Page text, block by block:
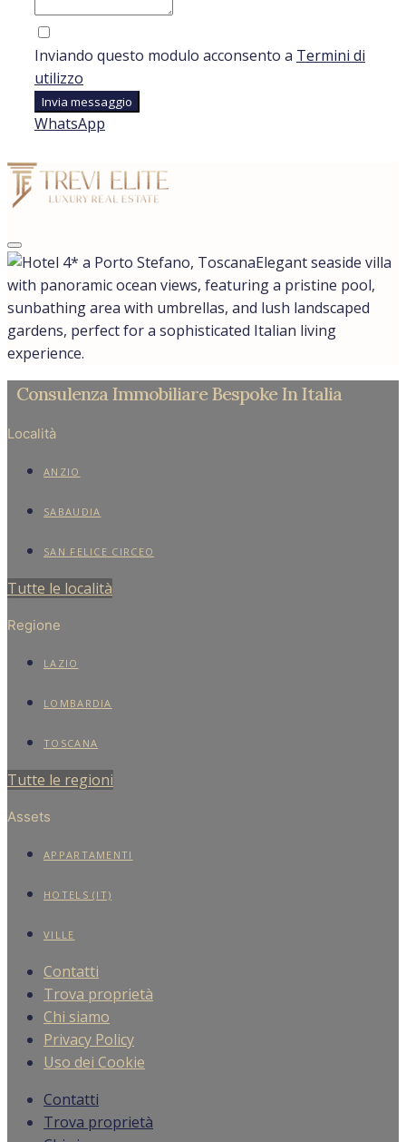
Inviando questo modulo acconsento a Termini di
utilizzo
Invia messaggio
WhatsApp
Elegant seaside villa
with panoramic ocean views, featuring a pristine pool,
sunbathing area with umbrellas, and lush landscaped
gardens, perfect for a sophisticated Italian living
experience.
Consulenza Immobiliare Bespoke In Italia
Località
ANZIO
SABAUDIA
SAN FELICE CIRCEO
Tutte le località
Regione
LAZIO
LOMBARDIA
TOSCANA
Tutte le regioni
Assets
APPARTAMENTI
HOTELS (IT)
VILLE
Contatti
Trova proprietà
Chi siamo
Privacy Policy
Uso dei Cookie
Contatti
Trova proprietà